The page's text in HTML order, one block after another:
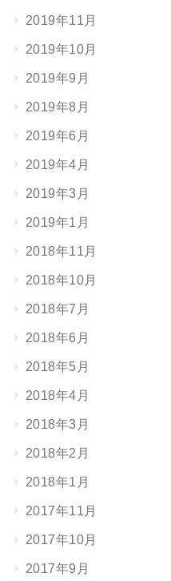
2019年11月
2019年10月
2019年9月
2019年8月
2019年6月
2019年4月
2019年3月
2019年1月
2018年11月
2018年10月
2018年7月
2018年6月
2018年5月
2018年4月
2018年3月
2018年2月
2018年1月
2017年11月
2017年10月
2017年9月